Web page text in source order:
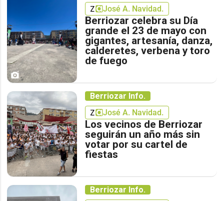
José A. Navidad.
Berriozar celebra su Día
grande el 23 de mayo con
gigantes, artesanía, danza,
calderetes, verbena y toro
de fuego
Berriozar Info.
José A. Navidad.
Los vecinos de Berriozar
seguirán un año más sin
votar por su cartel de
fiestas
Berriozar Info.